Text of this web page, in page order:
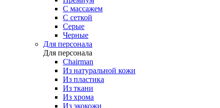
С массажем
С сеткой
Серые
Черные
Для персонала
Для персонала
Chairman
Из натуральной кожи
Из пластика
Из ткани
Из хрома
Из экокожи